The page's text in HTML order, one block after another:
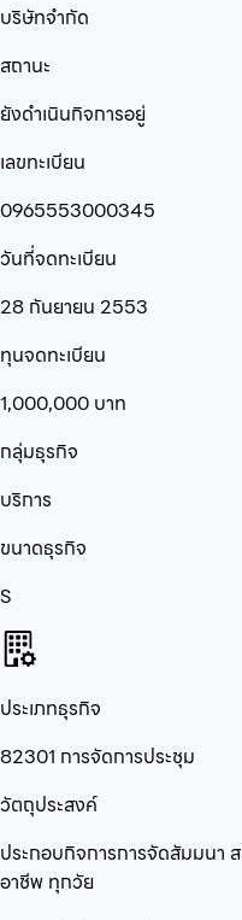
บริษัทจำกัด
สถานะ
ยังดำเนินกิจการอยู่
เลขทะเบียน
0965553000345
วันที่จดทะเบียน
28 กันยายน 2553
ทุนจดทะเบียน
1,000,000 บาท
กลุ่มธุรกิจ
บริการ
ขนาดธุรกิจ
S
ประเภทธุรกิจ
82301 การจัดการประชุม
วัตถุประสงค์
ประกอบกิจการการจัดสัมมนา
อาชีพ ทุกวัย